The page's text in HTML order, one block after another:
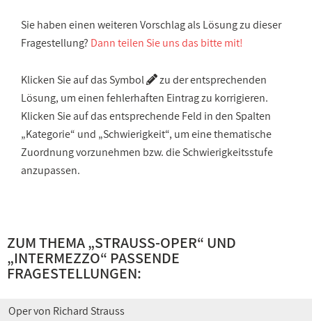
Sie haben einen weiteren Vorschlag als Lösung zu dieser
Fragestellung? Dann teilen Sie uns das bitte mit!
Klicken Sie auf das Symbol
zu der entsprechenden
Lösung, um einen fehlerhaften Eintrag zu korrigieren.
Klicken Sie auf das entsprechende Feld in den Spalten
„Kategorie“ und „Schwierigkeit“, um eine thematische
Zuordnung vorzunehmen bzw. die Schwierigkeitsstufe
anzupassen.
ZUM THEMA „STRAUSS-OPER“ UND
„INTERMEZZO“ PASSENDE
FRAGESTELLUNGEN:
Oper von Richard Strauss